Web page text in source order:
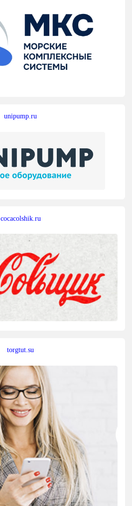
unipump.ru
cocacolshik.ru
torgtut.su